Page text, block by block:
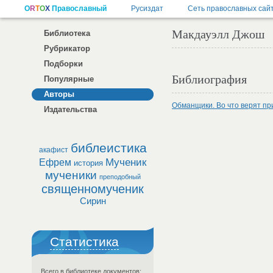
Библиотека
Рубрикатор
Подборки
Популярные
Авторы
Издательства
акафист библеистика
Ефрем история Мученик
мученики преподобный
священномученик
Сирин
Статистика
Всего в библиотеке документов:
Макдауэлл Джош
Библиография
Обманщики. Во что верят